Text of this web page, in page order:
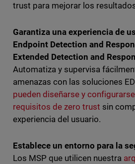
trust para mejorar los
Garantiza una experiencia de
Endpoint Detection and
Extended Detection and
Automatiza y supervisa
amenazas con las soluciones
pueden diseñarse y
requisitos de zero trust sin
experiencia del usuario.
Establece un entorno para la
Los MSP que utilicen nuestra